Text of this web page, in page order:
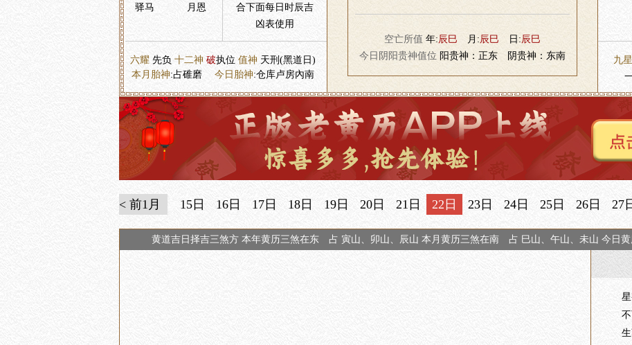
驿马
月恩
合下面每日时辰吉
凶表使用
六耀 先负 十二神 破执位 值神 天刑(黑道日)
本月胎神:占碓磨 今日胎神:仓库卢房內南
空亡所值 年:辰巳 月:辰巳 日:辰巳
今日阴阳贵神值位 阳贵神：正东 阴贵神：东南 九星
< 前1月 15日 16日 17日 18日 19日 20日 21日 22日 23日 24日 25日 26日 27
黄道吉日择吉三煞方 本年黄历三煞在东 占 寅山、卯山、辰山 本月黄历三煞在南 占 巳山、午山、未山 今日